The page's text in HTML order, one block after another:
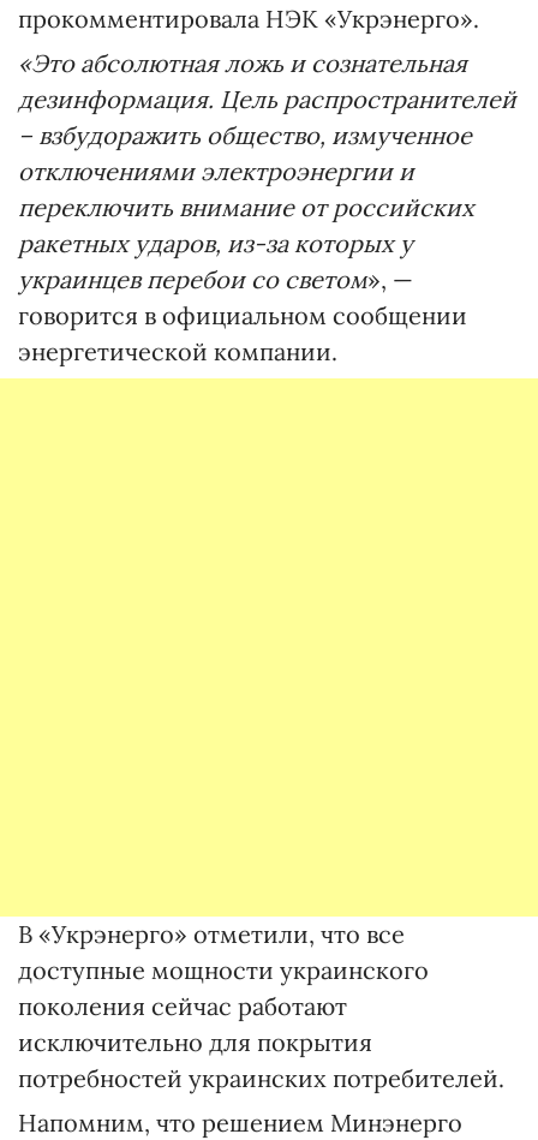
прокомментировала НЭК «Укрэнерго».
«Это абсолютная ложь и сознательная
дезинформация. Цель распространителей
– взбудоражить общество, измученное
отключениями электроэнергии и
переключить внимание от российских
ракетных ударов, из-за которых у
украинцев перебои со светом», —
говорится в официальном сообщении
энергетической компании.
В «Укрэнерго» отметили, что все
доступные мощности украинского
поколения сейчас работают
исключительно для покрытия
потребностей украинских потребителей.
Напомним, что решением Минэнерго